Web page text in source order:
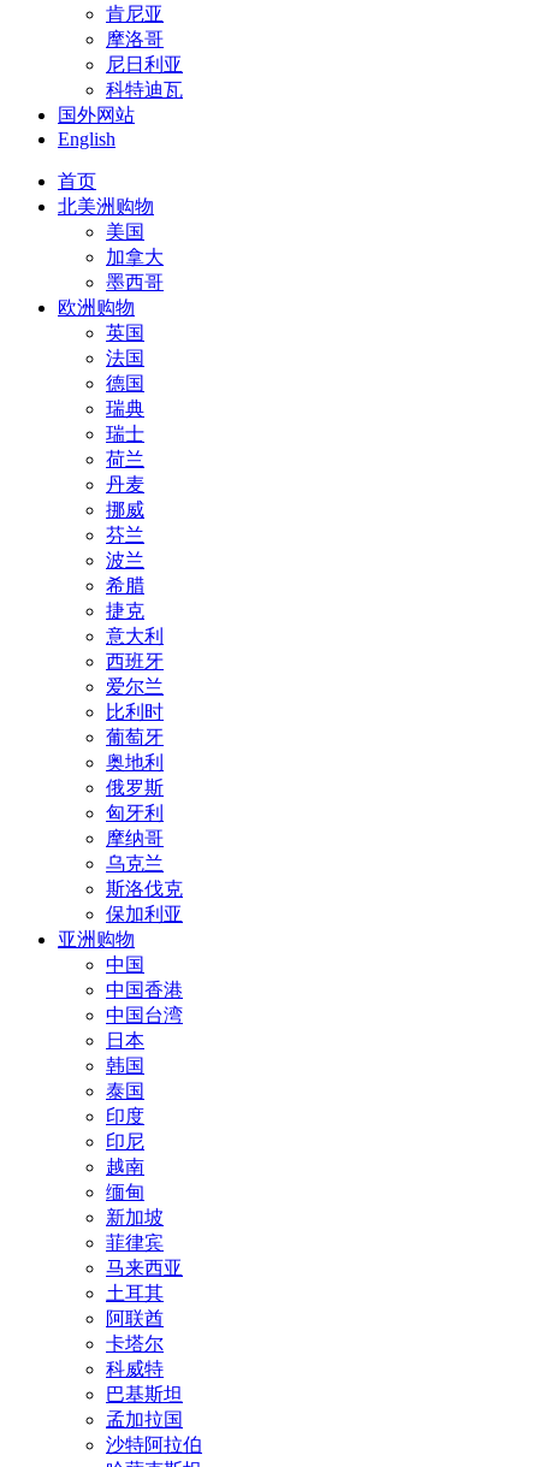
肯尼亚
摩洛哥
尼日利亚
科特迪瓦
国外网站
English
首页
北美洲购物
美国
加拿大
墨西哥
欧洲购物
英国
法国
德国
瑞典
瑞士
荷兰
丹麦
挪威
芬兰
波兰
希腊
捷克
意大利
西班牙
爱尔兰
比利时
葡萄牙
奥地利
俄罗斯
匈牙利
摩纳哥
乌克兰
斯洛伐克
保加利亚
亚洲购物
中国
中国香港
中国台湾
日本
韩国
泰国
印度
印尼
越南
缅甸
新加坡
菲律宾
马来西亚
土耳其
阿联酋
卡塔尔
科威特
巴基斯坦
孟加拉国
沙特阿拉伯